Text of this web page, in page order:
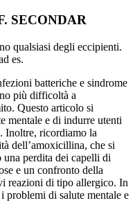
SECONDAR
qualsiasi degli eccipienti.
es.
batteriche e sindrome
più difficoltà a
Questo articolo si
mentale e di indurre utenti
Inoltre, ricordiamo la
dell’amoxicillina, che si
una perdita dei capelli di
e un confronto della
reazioni di tipo allergico. In
problemi di salute mentale e